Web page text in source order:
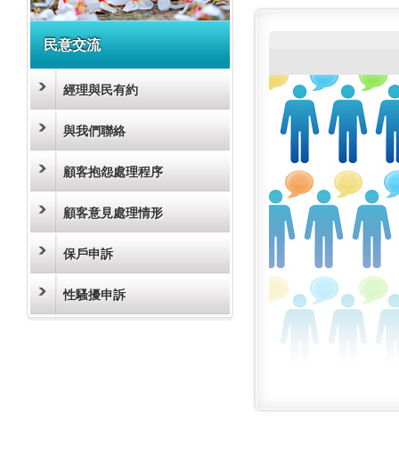
民意交流
經理與民有約
與我們聯絡
顧客抱怨處理程序
顧客意見處理情形
保戶申訴
性騷擾申訴